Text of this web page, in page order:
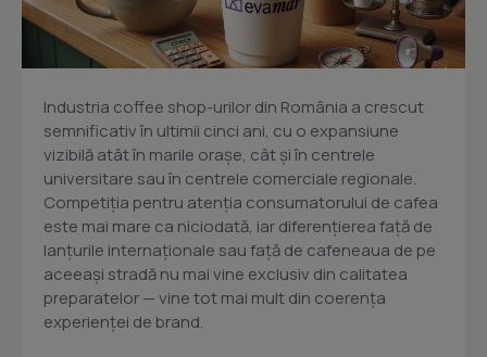
Industria coffee shop-urilor din România a crescut
semnificativ în ultimii cinci ani, cu o expansiune
vizibilă atât în marile orașe, cât și în centrele
universitare sau în centrele comerciale regionale.
Competiția pentru atenția consumatorului de cafea
este mai mare ca niciodată, iar diferențierea față de
lanțurile internaționale sau față de cafeneaua de pe
aceeași stradă nu mai vine exclusiv din calitatea
preparatelor — vine tot mai mult din coerența
experienței de brand.